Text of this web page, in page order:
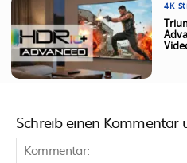
4K
Schreib einen Kommentar